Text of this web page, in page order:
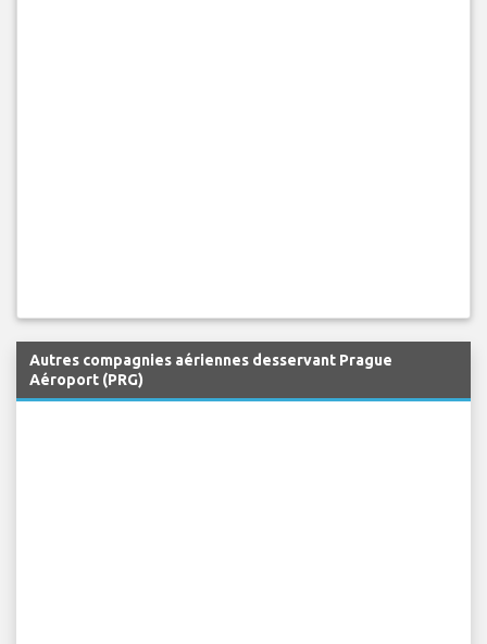
Autres compagnies aériennes desservant Prague
Aéroport (PRG)